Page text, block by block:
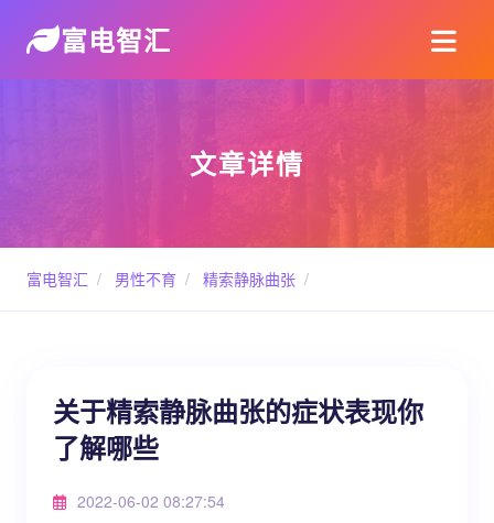
富电智汇
文章详情
富电智汇 / 男性不育 / 精索静脉曲张 /
关于精索静脉曲张的症状表现你
了解哪些
2022-06-02 08:27:54